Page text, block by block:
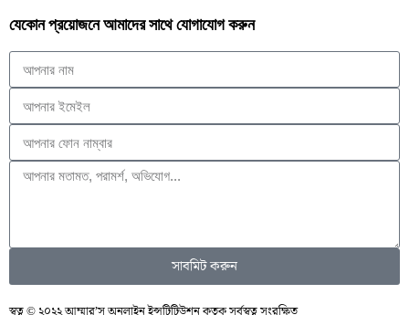
যেকোন প্রয়োজনে আমাদের সাথে যোগাযোগ করুন
সাবমিট করুন